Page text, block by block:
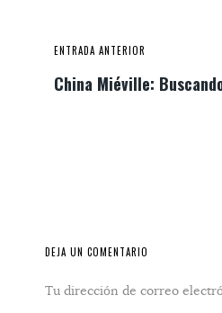
ENTRADA ANTERIOR
China Miéville:
DEJA UN COMENTARIO
Tu dirección de correo